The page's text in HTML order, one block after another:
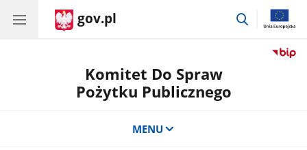
gov.pl
przejdź
Komitet Do Spraw
Pożytku Publicznego
MENU